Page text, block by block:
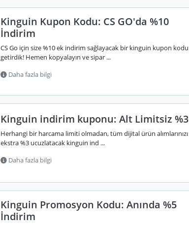
Kinguin Kupon Kodu: CS GO'da %10
İndirim
CS Go için size %10 ek indirim sağlayacak bir kinguin kupon kodu
getirdik! Hemen kopyalayın ve sipar ...
Daha fazla bilgi
Kinguin indirim kuponu: Alt Limitsiz %3
Herhangi bir harcama limiti olmadan, tüm dijital ürün alımlarınızı
ekstra %3 ucuzlatacak kinguin ind ...
Daha fazla bilgi
Kinguin Promosyon Kodu: Anında %5
İndirim